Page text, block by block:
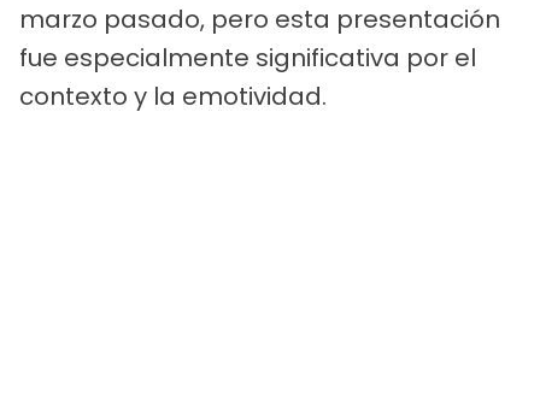
marzo pasado, pero esta presentación
fue especialmente significativa por el
contexto y la emotividad.